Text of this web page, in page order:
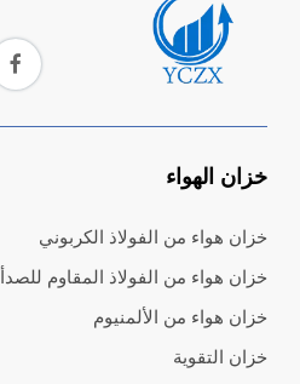
خزان الهواء
خزان هواء من الفولاذ الكربوني
خزان هواء من الفولاذ المقاوم للصدأ
خزان هواء من الألمنيوم
خزان التقوية